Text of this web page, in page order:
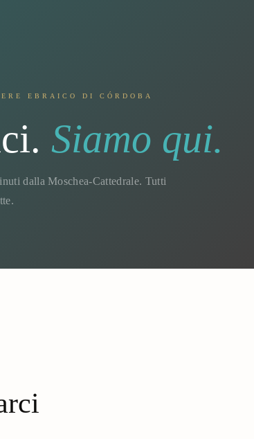
EBRAICO DI CÓRDOBA
Siamo qui.
dalla Moschea-Cattedrale. Tutti